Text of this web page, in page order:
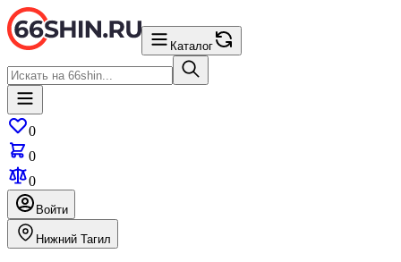
Каталог
0
0
0
Войти
Нижний Тагил